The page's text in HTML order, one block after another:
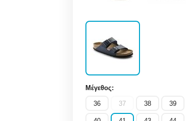
Μέγεθος:
36 37 38 39